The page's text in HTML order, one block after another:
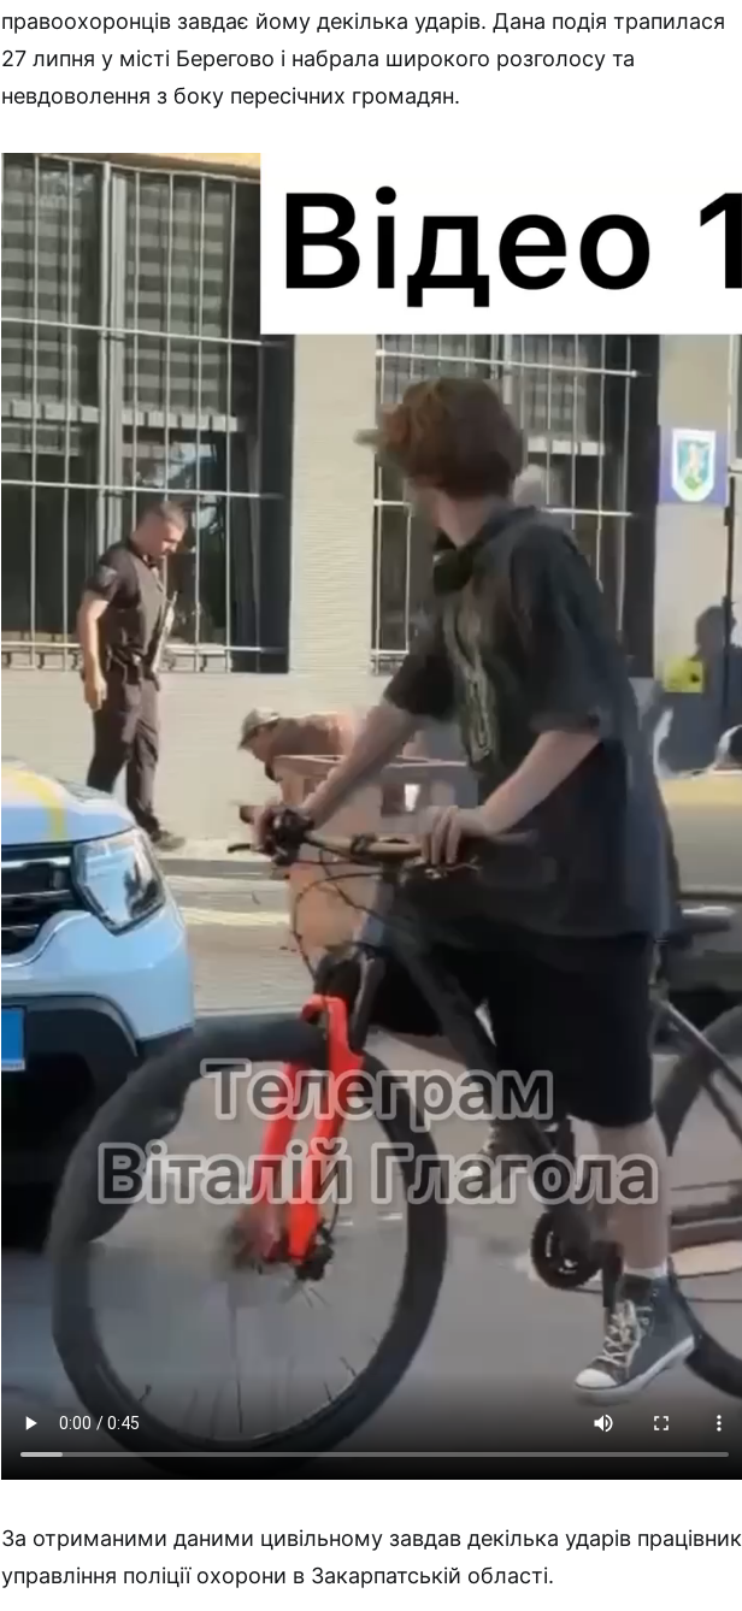
правоохоронців завдає йому декілька ударів. Дана подія трапилася
27 липня у місті Берегово і набрала широкого розголосу та
невдоволення з боку пересічних громадян.
За отриманими даними цивільному завдав декілька ударів працівник
управління поліції охорони в Закарпатській області.